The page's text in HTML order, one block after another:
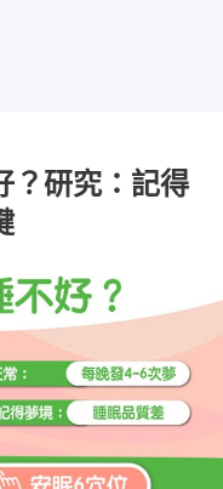
？研究：記得